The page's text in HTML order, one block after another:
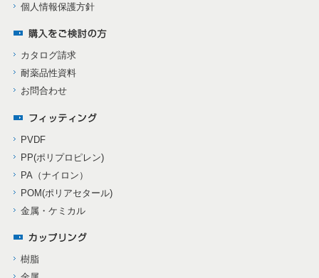
個人情報保護方針
カタログ請求
耐薬品性資料
お問合わせ
PVDF
PP(ポリプロピレン)
PA（ナイロン）
POM(ポリアセタール)
金属・ケミカル
樹脂